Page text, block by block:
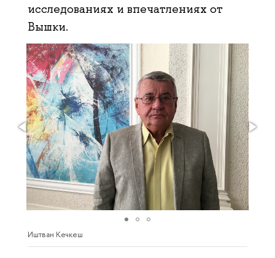
исследованиях и впечатлениях от
Вышки.
Иштван Кечкеш